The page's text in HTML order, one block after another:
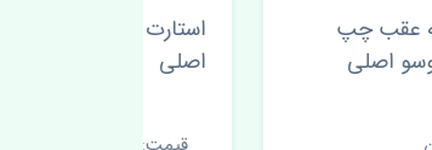
استارت سانگ یانگ موسو
اصلی